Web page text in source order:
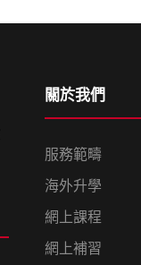
關於我們
服務範疇
海外升學
網上課程
網上補習